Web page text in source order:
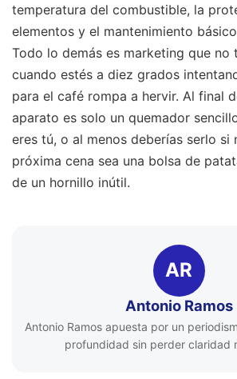
temperatura del combustible, la
elementos y el mantenimiento
Todo lo demás es marketing que no
cuando estés a diez grados
para el café rompa a hervir. Al final
aparato es solo un quemador
eres tú, o al menos deberías serlo si
próxima cena sea una bolsa de
de un hornillo inútil.
AR
Antonio Ramos
Antonio Ramos apuesta por un
profundidad sin perder claridad